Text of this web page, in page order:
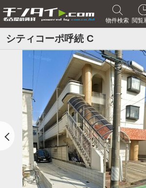
物件検索 閲覧
シティコーポ呼続 C